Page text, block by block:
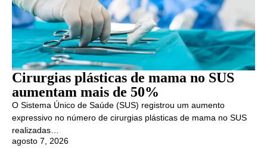
Cirurgias plásticas de mama no SUS
aumentam mais de 50%
O Sistema Único de Saúde (SUS) registrou um aumento
expressivo no número de cirurgias plásticas de mama no SUS
realizadas…
agosto 7, 2026